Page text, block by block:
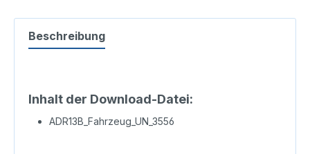
Beschreibung
Inhalt der Download-Datei:
ADR13B_Fahrzeug_UN_3556